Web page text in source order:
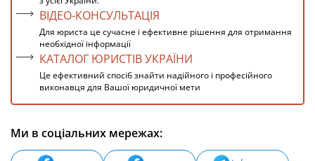
ВІДЕО-КОНСУЛЬТАЦІЯ
Для юриста це сучасне і ефективне рішення для отримання
необхідної інформації
КАТАЛОГ ЮРИСТІВ УКРАЇНИ
Це ефективний спосіб знайти надійного і професійного
виконавця для Вашої юридичної мети
Ми в соціальних мережах: